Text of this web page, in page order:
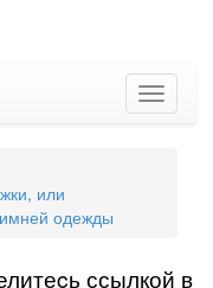
Toggle
или
одежды
ссылкой в